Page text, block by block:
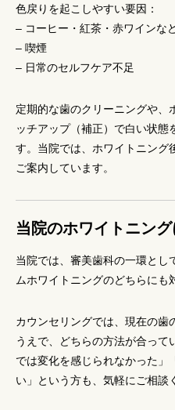
色戻りを起こしやすい要因：
– コーヒー・紅茶・赤ワインな
– 喫煙
– 日常のセルフケア不足
定期的な歯のクリーニングや、
ッチアップ（補正）で白い状態
す。当院では、ホワイトニング
ご案内しています。
当院のホワイトニン
当院では、審美歯科の一環とし
ムホワイトニングのどちらにも
カウンセリングでは、現在の歯
うえで、どちらの方法が合って
では変化を感じられなかった」
い」という方も、気軽にご相談